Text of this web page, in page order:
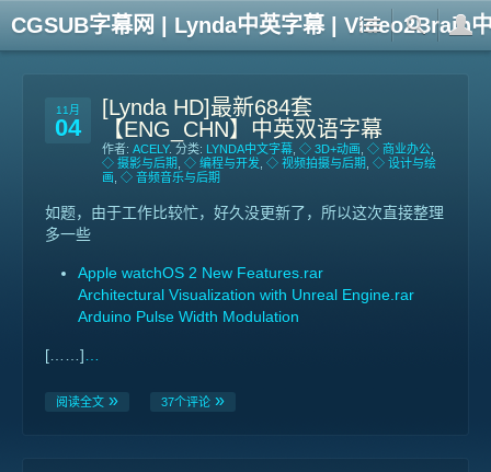
CGSUB字幕网 | Lynda中英字幕 | Video2Brain
11月
04
[Lynda HD]最新684套
【ENG_CHN】中英双语字幕
作者: ACELY. 分类: LYNDA中文字幕 ◇ 3D+动画 ◇ 商业办公
◇ 摄影与后期 ◇ 编程与开发 ◇ 视频拍摄与后期 ◇ 设计与绘
画 ◇ 音频音乐与后期
如题，由于工作比较忙，好久没更新了，所以这次直接整理
多一些
Apple watchOS 2 New Features.rar
Architectural Visualization with Unreal Engine.rar
Arduino Pulse Width Modulation
[……]
阅读全文 37个评论